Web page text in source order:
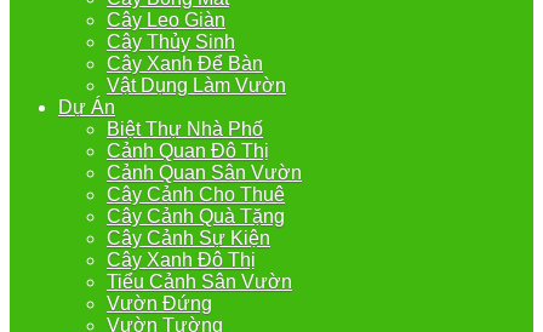
Cây Leo Giàn
Cây Thủy Sinh
Cây Xanh Để Bàn
Vật Dụng Làm Vườn
Dự Án
Biệt Thự Nhà Phố
Cảnh Quan Đô Thị
Cảnh Quan Sân Vườn
Cây Cảnh Cho Thuê
Cây Cảnh Quà Tặng
Cây Cảnh Sự Kiện
Cây Xanh Đô Thị
Tiểu Cảnh Sân Vườn
Vườn Đứng
Vườn Tường